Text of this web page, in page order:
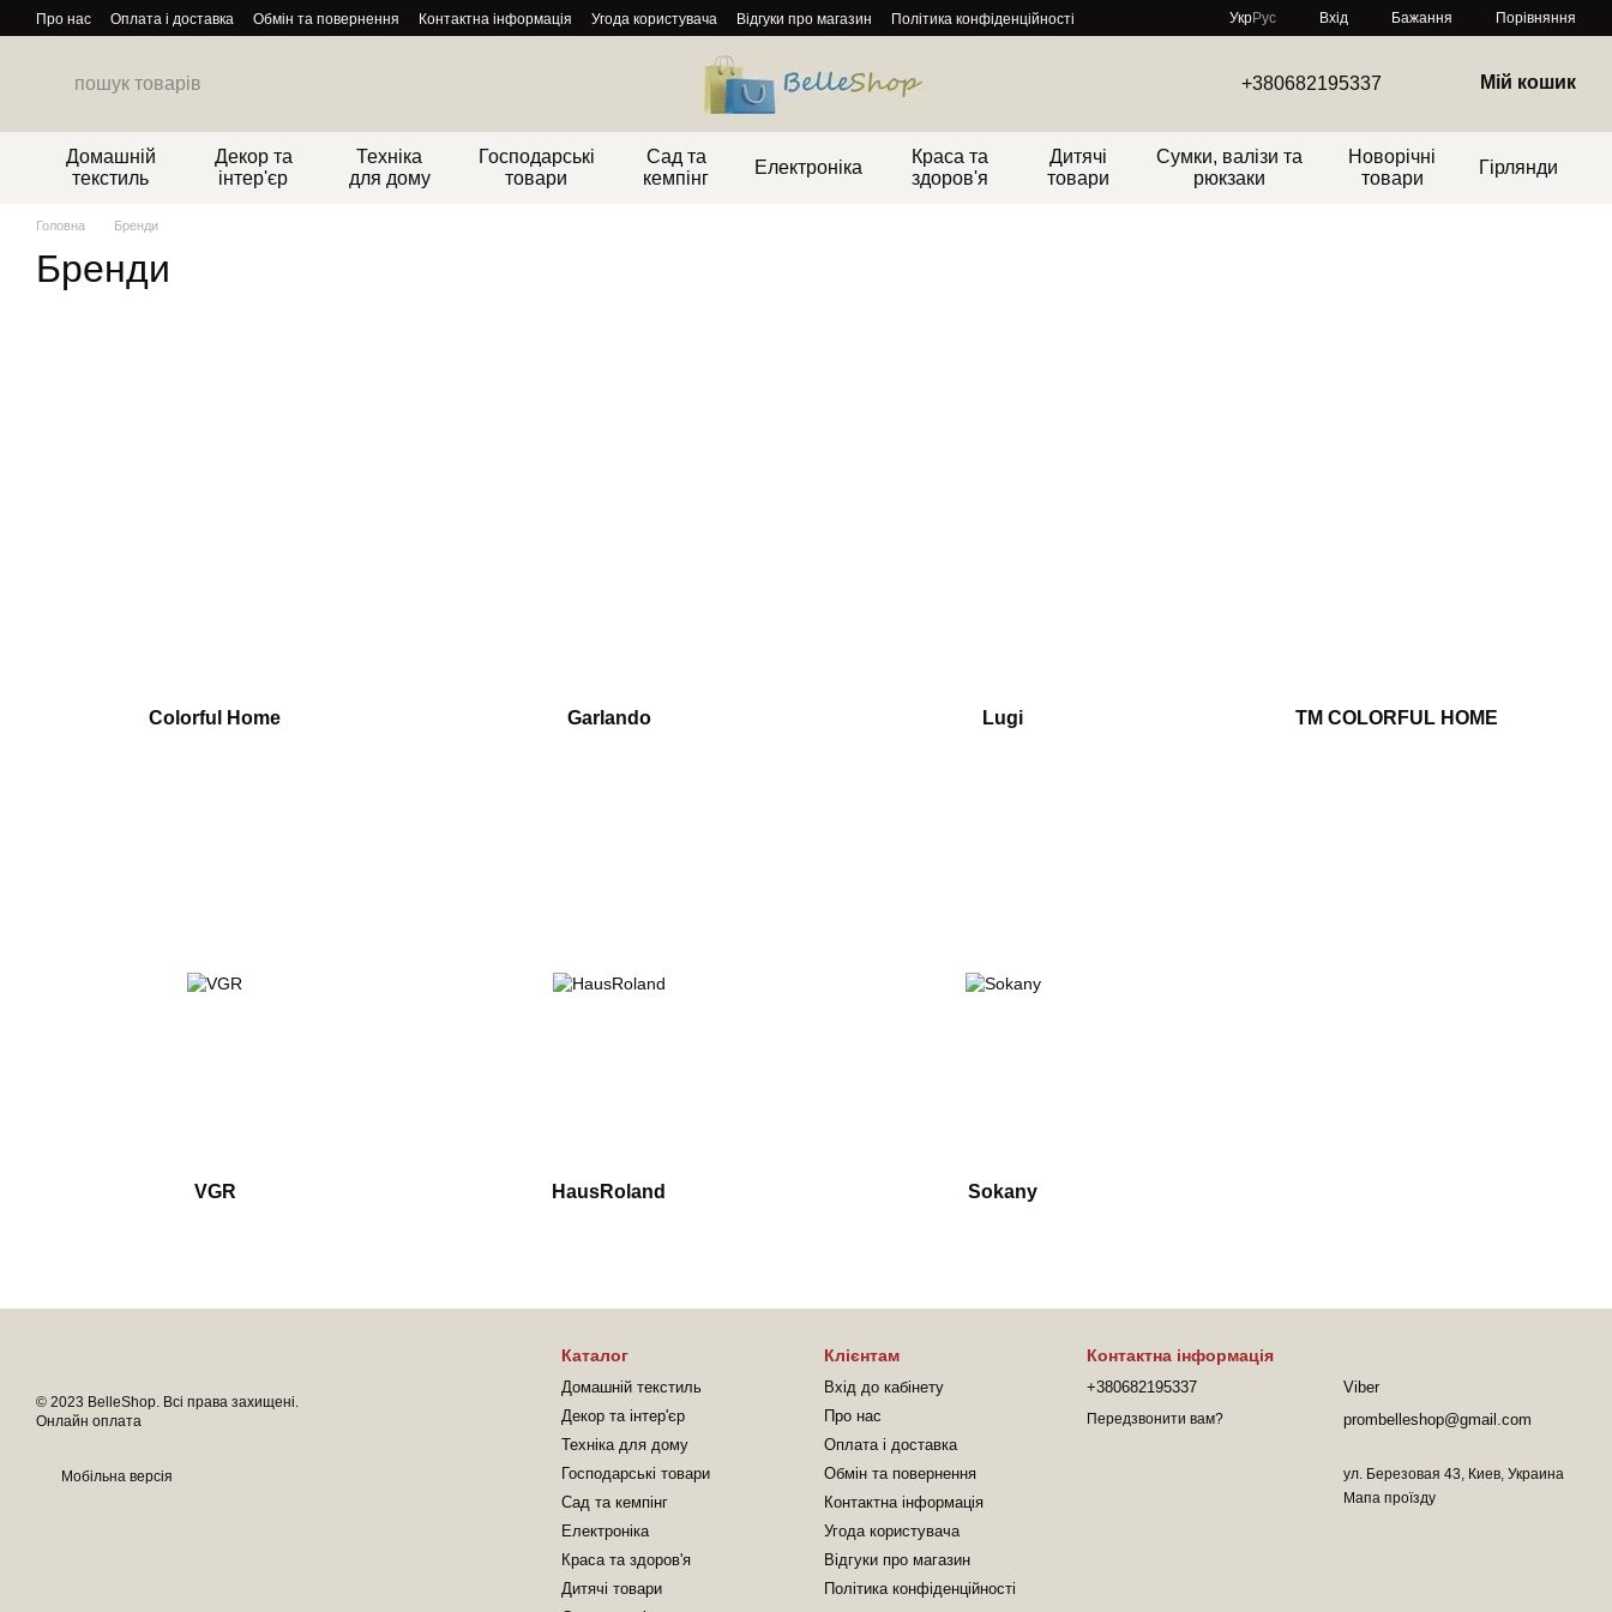
Перейти до основного контенту
Про нас Оплата і доставка Обмін та повернення Контактна інформація Угода користувача Відгуки про магазин Політика конфіденційності УкрРус Вхід Бажання Порівняння
+380682195337 Мій кошик
Домашній
текстиль
Декор та
інтер'єр
Техніка
для дому
Господарські
товари
Сад та
кемпінг
Електроніка
Краса та
здоров'я
Дитячі
товари
Сумки, валізи та
рюкзаки
Новорічні
товари
Гірлянди
Головна Бренди
Бренди
Colorful Home Garlando Lugi ТМ COLORFUL HOME
VGR HausRoland Sokany
© 2023 BelleShop. Всі права захищені.
Онлайн оплата
Мобільна версія
Каталог
Домашній текстиль
Декор та інтер'єр
Техніка для дому
Господарські товари
Сад та кемпінг
Електроніка
Краса та здоров'я
Дитячі товари
Клієнтам
Вхід до кабінету
Про нас
Оплата і доставка
Обмін та повернення
Контактна інформація
Угода користувача
Відгуки про магазин
Політика конфіденційності
Контактна інформація
+380682195337
Передзвонити вам?
Viber
prombelleshop@gmail.com
ул. Березовая 43, Киев, Украина
Мапа проїзду